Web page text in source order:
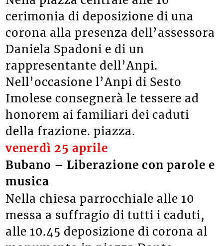
cerimonia di deposizione di una
corona alla presenza dell’assessora
Daniela Spadoni e di un
rappresentante dell’Anpi.
Nell’occasione l’Anpi di Sesto
Imolese consegnerà le tessere ad
honorem ai familiari dei caduti
della frazione. piazza.
venerdì 25 aprile
Bubano – Liberazione con parole e
musica
Nella chiesa parrocchiale alle 10
messa a suffragio di tutti i caduti,
alle 10.45 deposizione di corona al